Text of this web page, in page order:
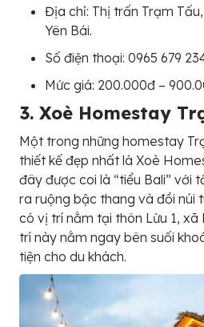
Địa chỉ: Thị trấn Trạm
Yên Bái.
Số điện thoại: 0965 679
Mức giá: 200.000đ –
3. Xoè Homestay
Một trong những homestay
thiết kế đẹp nhất là Xoè
đây được coi là “tiểu Bali” với
ra ruộng bậc thang và đồi núi
có vị trí nằm tại thôn Lừu 1, xã
trí này nằm ngay bên suối
tiện cho du khách.